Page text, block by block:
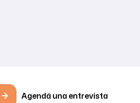
Agendá una entrevista